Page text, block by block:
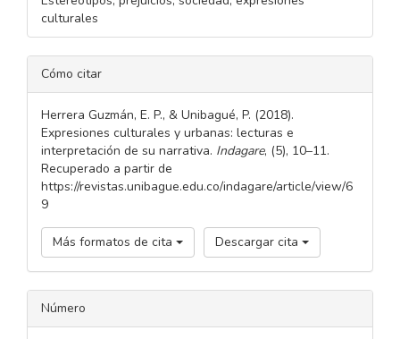
culturales
DETALLES
DEL
ARTÍCULO
Cómo citar
Herrera Guzmán, E. P., & Unibagué, P. (2018).
Expresiones culturales y urbanas: lecturas e
interpretación de su narrativa. Indagare, (5), 10–11.
Recuperado a partir de
https://revistas.unibague.edu.co/indagare/article/view/6
9
Más formatos de cita Descargar cita
Número